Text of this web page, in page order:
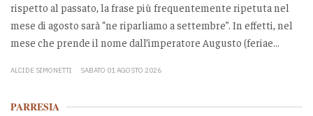
rispetto al passato, la frase più frequentemente ripetuta nel
mese di agosto sarà “ne riparliamo a settembre”. In effetti, nel
mese che prende il nome dall’imperatore Augusto (feriae...
ALCIDE SIMONETTI SABATO 01 AGOSTO 2026
PARRESIA